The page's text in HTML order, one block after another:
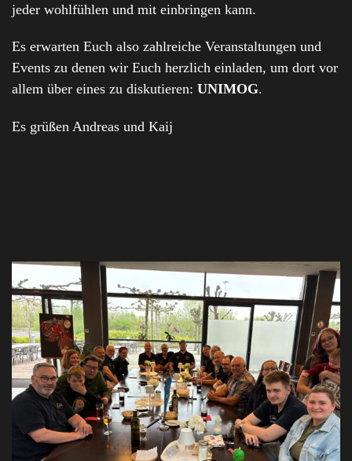
jeder wohlfühlen und mit einbringen kann.
Es erwarten Euch also zahlreiche Veranstaltungen und
Events zu denen wir Euch herzlich einladen, um dort vor
allem über eines zu diskutieren: UNIMOG.
Es grüßen Andreas und Kaij